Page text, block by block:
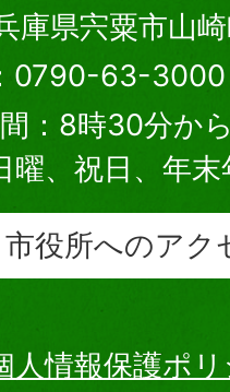
県宍粟市山崎
0790-63-3000
：8時30分か
曜、祝日、年
市役所へのアク
人情報保護ポ